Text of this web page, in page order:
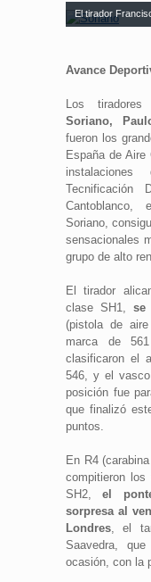
El tirador
Avance
Los tiradores
Soriano,
fueron los
España de
Tecnificación
Cantoblanco,
Soriano,
sensacionales
grupo de alto
El tirador
clase SH1,se
(pistola de
marca de
clasificaron el
546, y el
posición fue
que finalizó
puntos.
En R4
compitieron los
SH2,el
sorpresa al
Londres, el
Saavedra,
ocasión, con la